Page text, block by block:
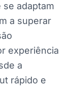
se adaptam
a superar
experiência
a
rápido e